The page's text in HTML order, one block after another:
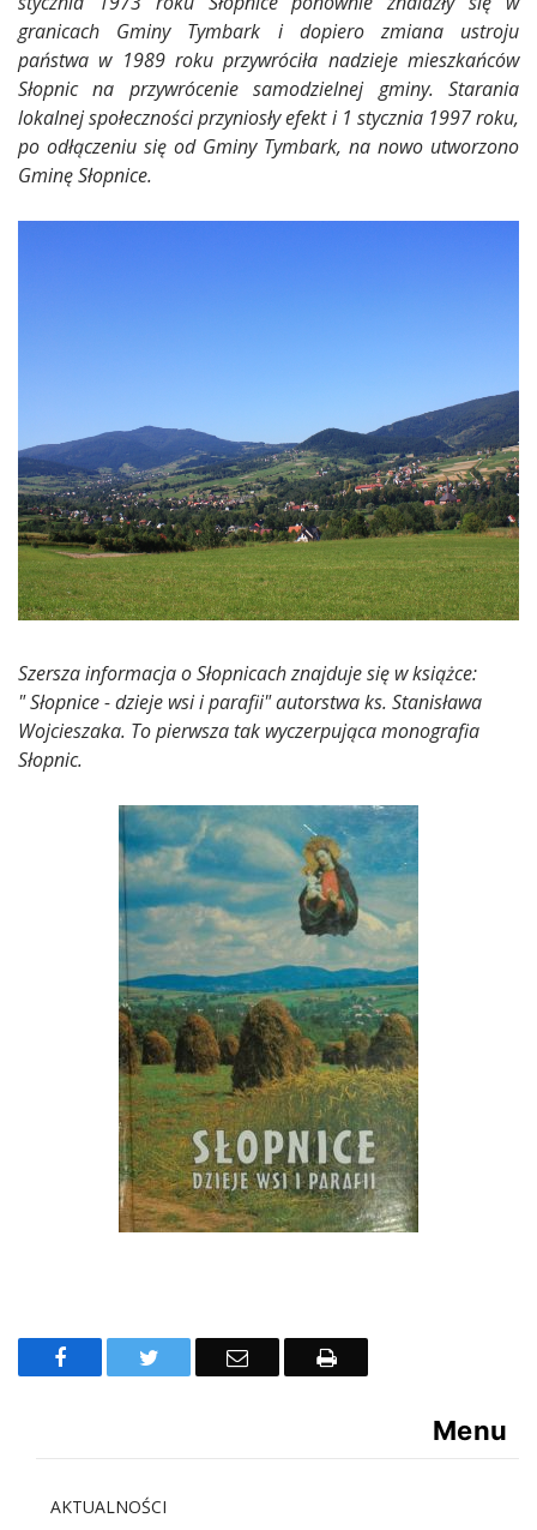
granicach Gminy Tymbark i dopiero zmiana ustroju
państwa w 1989 roku przywróciła nadzieje mieszkańców
Słopnic na przywrócenie samodzielnej gminy. Starania
lokalnej społeczności przyniosły efekt i 1 stycznia 1997 roku,
po odłączeniu się od Gminy Tymbark, na nowo utworzono
Gminę Słopnice.
Szersza informacja o Słopnicach znajduje się w książce:
" Słopnice - dzieje wsi i parafii" autorstwa ks. Stanisława
Wojcieszaka. To pierwsza tak wyczerpująca monografia
Słopnic.
FacebookTwitter Email Drukuj
Menu
AKTUALNOŚCI